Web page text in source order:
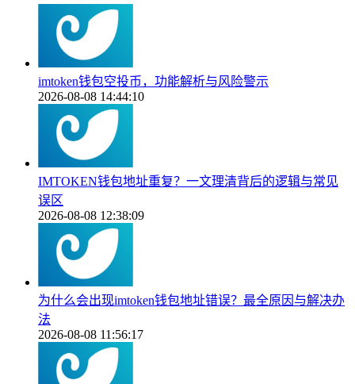
imtoken钱包空投币，功能解析与风险警示
2026-08-08 14:44:10
IMTOKEN钱包地址重复？一文理清背后的逻辑与常见
误区
2026-08-08 12:38:09
为什么会出现imtoken钱包地址错误？最全原因与解决办
法
2026-08-08 11:56:17